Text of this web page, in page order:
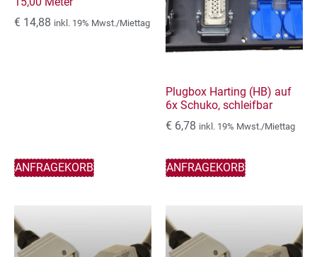
€ 14,88 inkl. 19% Mwst./Miettag
ANFRAGEKORB
Plugbox Harting (HB) auf
6x Schuko, schleifbar
€ 6,78 inkl. 19% Mwst./Miettag
ANFRAGEKORB